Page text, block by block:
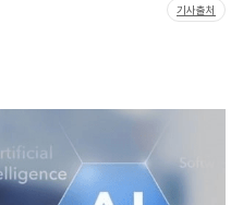
기사출처